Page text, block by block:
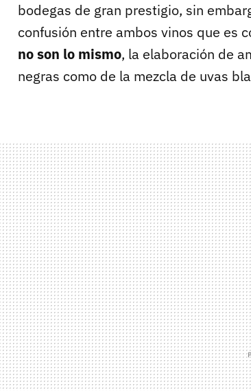
bodegas de gran prestigio, sin
confusión entre ambos vinos que es
no son lo mismo, la elaboración de
negras como de la mezcla de uvas